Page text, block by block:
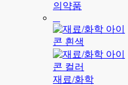
의약품
재료/화학